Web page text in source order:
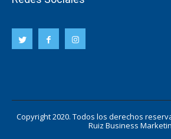
Copyright 2020. Todos los derechos
Ruiz Business